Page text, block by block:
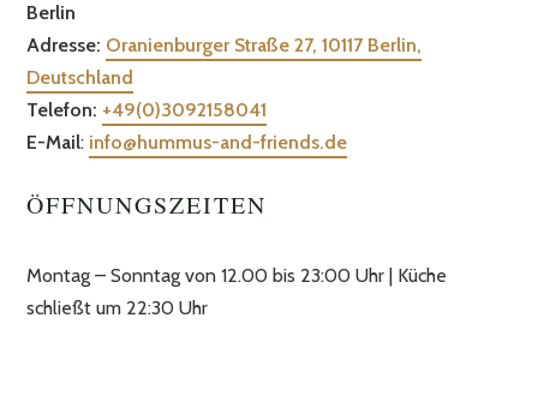
Berlin
Adresse: Oranienburger Straße 27, 10117 Berlin,
Deutschland
Telefon: +49(0)3092158041
E-Mail: info@hummus-and-friends.de
ÖFFNUNGSZEITEN
Montag – Sonntag von 12.00 bis 23:00 Uhr | Küche
schließt um 22:30 Uhr